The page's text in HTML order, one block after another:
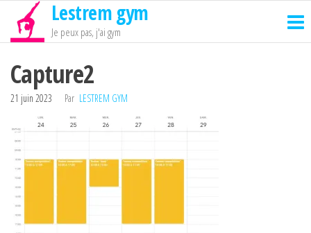
Passer
contenu
Lestrem gym
Je peux pas, j'ai gym
Capture2
21 juin 2023 Par LESTREM GYM